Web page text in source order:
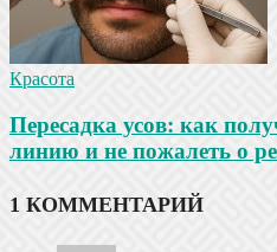
Красота
Пересадка усов: как
линию и не пожалеть о
1 КОММЕНТАРИЙ